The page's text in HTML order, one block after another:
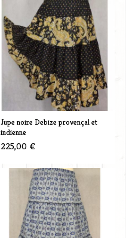
Jupe noire Debize provençal et
indienne
225,00 €